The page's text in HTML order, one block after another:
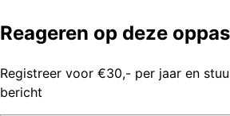
Reageren op deze
Registreer voor €30,- per jaar en
bericht